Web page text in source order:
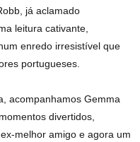
já aclamado
leitura cativante,
enredo irresistível que
portugueses.
acompanhamos Gemma
divertidos,
melhor amigo e agora um